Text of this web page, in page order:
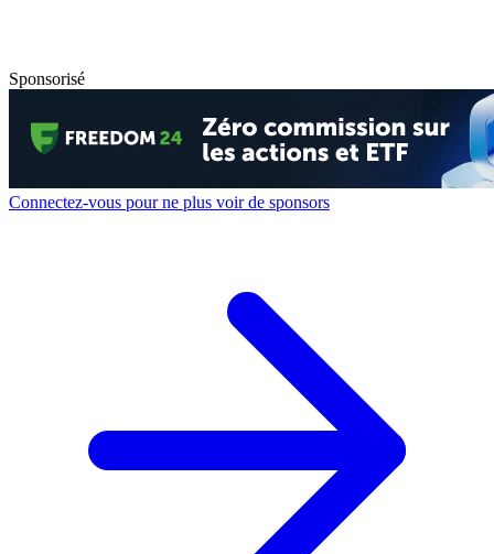
Sponsorisé
Connectez-vous pour ne plus voir de sponsors